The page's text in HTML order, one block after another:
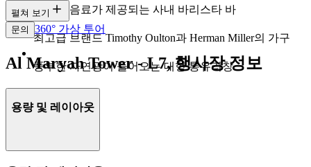
다양한 음료가 제공되는 사내 바리스타 바
최고급 브랜드 Timothy Oulton과 Herman Miller의 가구
풍부한 자연광이 들어오는 대형 통유리창
펼쳐 보기
문의
360° 가상 투어
Al Maryah Tower - L7, 행사장 정보
용량 및 레이아웃